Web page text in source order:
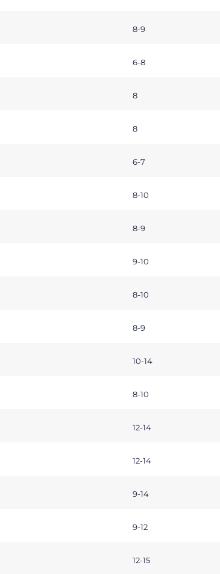
8-9
6-8
8
8
6-7
8-10
8-9
9-10
8-10
8-9
10-14
8-10
12-14
12-14
9-14
9-12
12-15